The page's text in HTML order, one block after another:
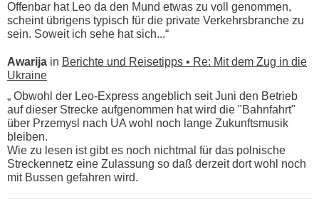
Offenbar hat Leo da den Mund etwas zu voll genommen,
scheint übrigens typisch für die private Verkehrsbranche zu
sein. Soweit ich sehe hat sich...“
Awarija in Berichte und Reisetipps • Re: Mit dem Zug in die
Ukraine
„ Obwohl der Leo-Express angeblich seit Juni den Betrieb
auf dieser Strecke aufgenommen hat wird die "Bahnfahrt"
über Przemysl nach UA wohl noch lange Zukunftsmusik
bleiben.
Wie zu lesen ist gibt es noch nichtmal für das polnische
Streckennetz eine Zulassung so daß derzeit dort wohl noch
mit Bussen gefahren wird.